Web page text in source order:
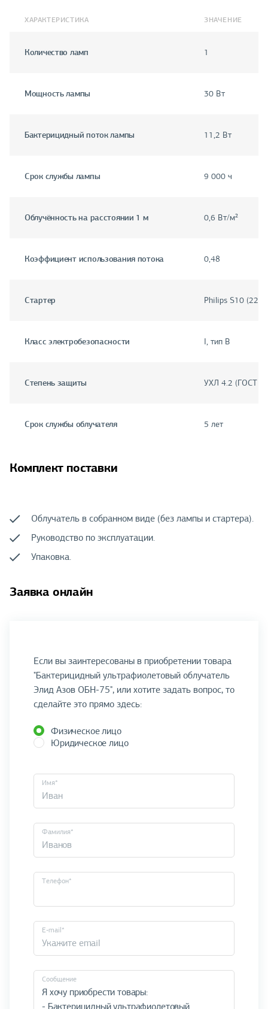
ХАРАКТЕРИСТИКА ЗНАЧЕНИЕ
Количество ламп 1
Мощность лампы 30 Вт
Бактерицидный поток лампы 11,2 Вт
Срок службы лампы 9 000 ч
Облучённость на расстоянии 1 м 0,6 Вт/м²
Коэффициент использования потока 0,48
Стартер Philips S10 (220
Класс электробезопасности I, тип В
Степень защиты УХЛ 4.2 (ГОСТ
Срок службы облучателя 5 лет
Комплект поставки
Облучатель в собранном виде (без лампы и стартера).
Руководство по эксплуатации.
Упаковка.
Заявка онлайн
Если вы заинтересованы в приобретении товара
"Бактерицидный ультрафиолетовый облучатель
Элид Азов ОБН-75", или хотите задать вопрос, то
сделайте это прямо здесь:
Физическое лицо
Юридическое лицо
Имя*
Фамилия*
Телефон*
E-mail*
Cообщение